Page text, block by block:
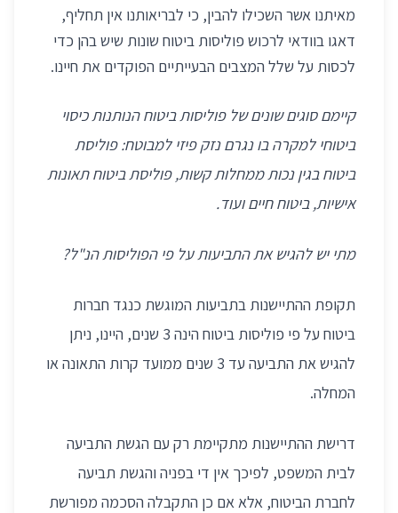
מאיתנו אשר השכילו להבין, כי לבריאותנו אין תחליף,
דאגו בוודאי לרכוש פוליסות ביטוח שונות שיש בהן כדי
לכסות על שלל המצבים הבעייתיים הפוקדים את חיינו.
קיימם סוגים שונים של פוליסות ביטוח הנותנות כיסוי
ביטוחי למקרה בו נגרם נזק פיזי למבוטח: פוליסת
ביטוח בגין נכות ממחלות קשות, פוליסת ביטוח תאונות
אישיות, ביטוח חיים ועוד.
מתי יש להגיש את התביעות על פי הפוליסות הנ"ל?
תקופת ההתיישנות בתביעות המוגשת כנגד חברות
ביטוח על פי פוליסות ביטוח הינה 3 שנים, היינו, ניתן
להגיש את התביעה עד 3 שנים ממועד קרות התאונה או
המחלה.
דרישת ההתיישנות מתקיימת רק עם הגשת התביעה
לבית המשפט, לפיכך אין די בפניה והגשת תביעה
לחברת הביטוח, אלא אם כן התקבלה הסכמה מפורשת